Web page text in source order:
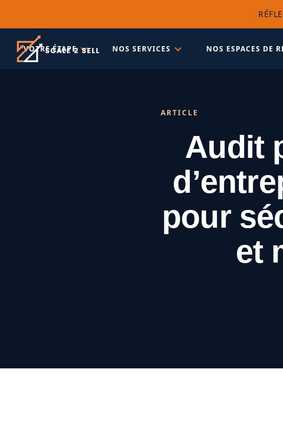
VOTRE ÉTAPE NOS SERVICES NOS ESPACES DE
ARTICLE
Audit
pour
et